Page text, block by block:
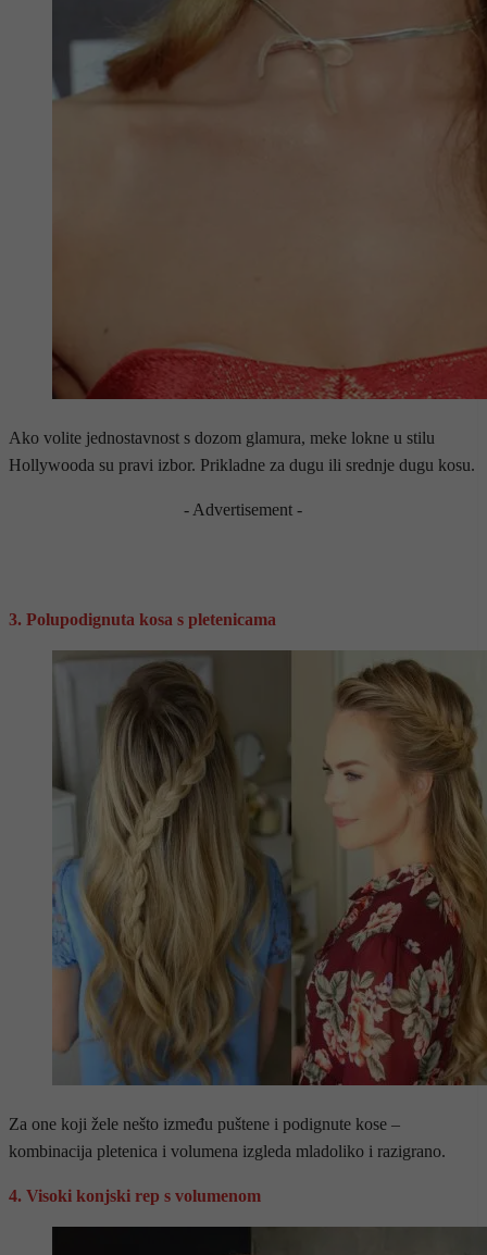
Ako volite jednostavnost s dozom glamura, meke lokne u stilu
Hollywooda su pravi izbor. Prikladne za dugu ili srednje dugu kosu.
- Advertisement -
3. Polupodignuta kosa s pletenicama
Za one koji žele nešto između puštene i podignute kose –
kombinacija pletenica i volumena izgleda mladoliko i razigrano.
4. Visoki konjski rep s volumenom